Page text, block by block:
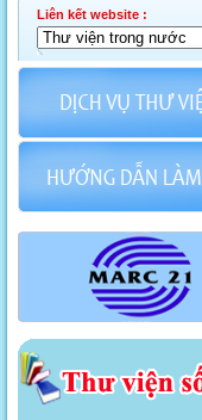
Liên kết website :